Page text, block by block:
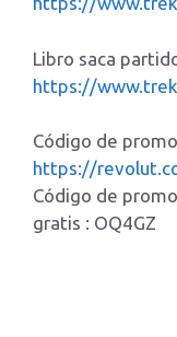
Libro saca
https://
Código de
https://
Código de
gratis : OQ4GZ